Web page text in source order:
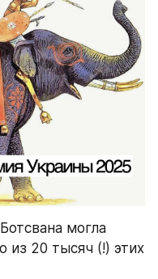
могла
из 20 тысяч (!) этих